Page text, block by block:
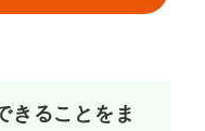
きることをま